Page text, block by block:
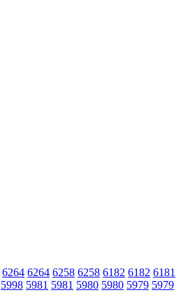
6264 6264 6258 6258 6182 6182 6181
5998 5981 5981 5980 5980 5979 5979